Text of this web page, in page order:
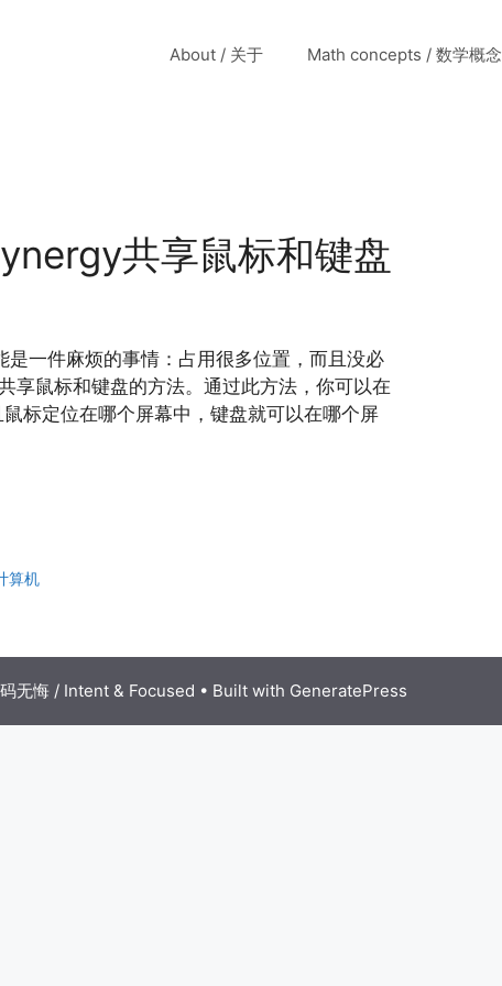
About / 关于 Math concepts / 数学概念
共享鼠标和键盘
一件麻烦的事情：占用很多位置，而且没必
享鼠标和键盘的方法。通过此方法，你可以在
标定位在哪个屏幕中，键盘就可以在哪个屏
算机
无悔 / Intent & Focused • Built with GeneratePress